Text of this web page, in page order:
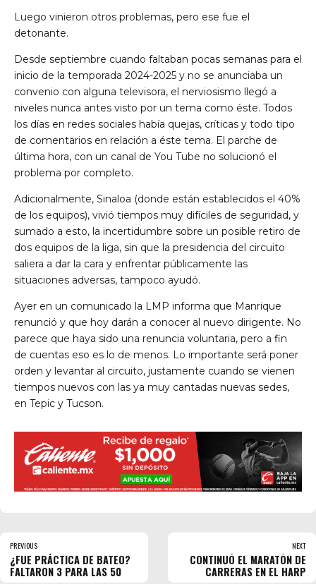
Luego vinieron otros problemas, pero ese fue el
detonante.
Desde septiembre cuando faltaban pocas semanas para el
inicio de la temporada 2024-2025 y no se anunciaba un
convenio con alguna televisora, el nerviosismo llegó a
niveles nunca antes visto por un tema como éste. Todos
los días en redes sociales había quejas, críticas y todo tipo
de comentarios en relación a éste tema. El parche de
última hora, con un canal de You Tube no solucionó el
problema por completo.
Adicionalmente, Sinaloa (donde están establecidos el 40%
de los equipos), vivió tiempos muy difíciles de seguridad, y
sumado a esto, la incertidumbre sobre un posible retiro de
dos equipos de la liga, sin que la presidencia del circuito
saliera a dar la cara y enfrentar públicamente las
situaciones adversas, tampoco ayudó.
Ayer en un comunicado la LMP informa que Manrique
renunció y que hoy darán a conocer al nuevo dirigente. No
parece que haya sido una renuncia voluntaria, pero a fin
de cuentas eso es lo de menos. Lo importante será poner
orden y levantar al circuito, justamente cuando se vienen
tiempos nuevos con las ya muy cantadas nuevas sedes,
en Tepic y Tucson.
PREVIOUS
¿FUE PRÁCTICA DE BATEO?
FALTARON 3 PARA LAS 50
NEXT
CONTINUÓ EL MARATÓN DE
CARRERAS EN EL HARP